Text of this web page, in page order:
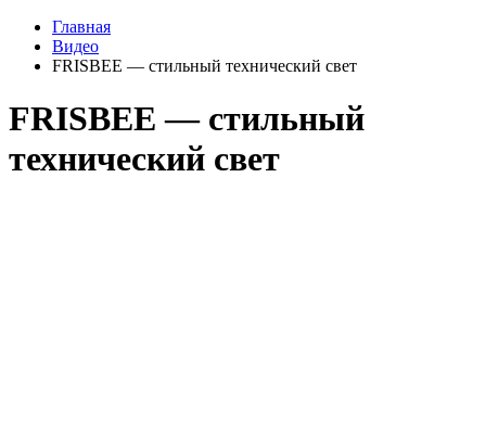
Главная
Видео
FRISBEE — стильный технический свет
FRISBEE — стильный
технический свет